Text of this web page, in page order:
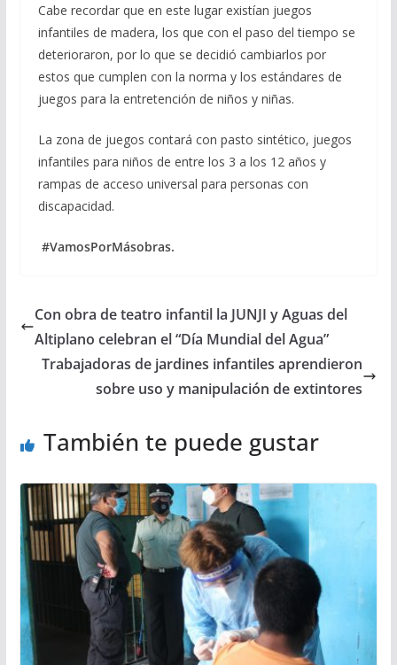
Cabe recordar que en este lugar existían juegos
infantiles de madera, los que con el paso del tiempo se
deterioraron, por lo que se decidió cambiarlos por
estos que cumplen con la norma y los estándares de
juegos para la entretención de niños y niñas.
La zona de juegos contará con pasto sintético, juegos
infantiles para niños de entre los 3 a los 12 años y
rampas de acceso universal para personas con
discapacidad.
#VamosPorMásobras.
Con obra de teatro infantil la JUNJI y Aguas del
Altiplano celebran el “Día Mundial del Agua”
Trabajadoras de jardines infantiles aprendieron
sobre uso y manipulación de extintores
También te puede gustar